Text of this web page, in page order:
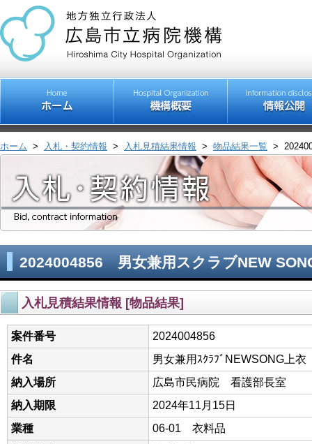
ホーム > 入札・契約情報 > 入札見積結果情報 > 物品結果一覧 >
2024004856 男女兼用スクラブNEW
入札見積結果情報 [物品結果]
案件番号
2024004856
件名
男女兼用ｽｸﾗﾌﾞNEWSONG上衣
納入場所
広島市民病院 看護部長室
納入期限
2024年11月15日
業種
06-01 衣料品